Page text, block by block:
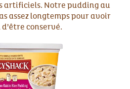
artificiels. Notre pudding au
assez longtemps pour avoir
d’être conservé.